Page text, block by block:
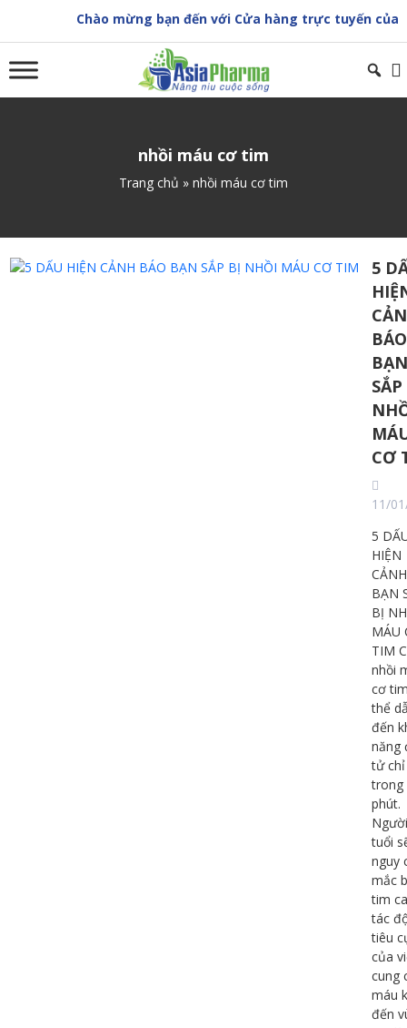
content
Chào mừng bạn đến với Cửa hàng trực tuyến của
nhồi máu cơ tim
Trang chủ » nhồi máu cơ tim
5
BÁO
BẠN
CƠ
11/
5
HIỆN
BẠN
BỊ
MÁU
TIM
nhồi
cơ
thể
đến
năng
tử chỉ
trong
phút.
tuổi
nguy
mắc
tim
tác
tiêu
của
cung
máu
đến